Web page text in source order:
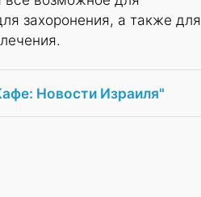
захоронения, а также для
Новости Израиля"